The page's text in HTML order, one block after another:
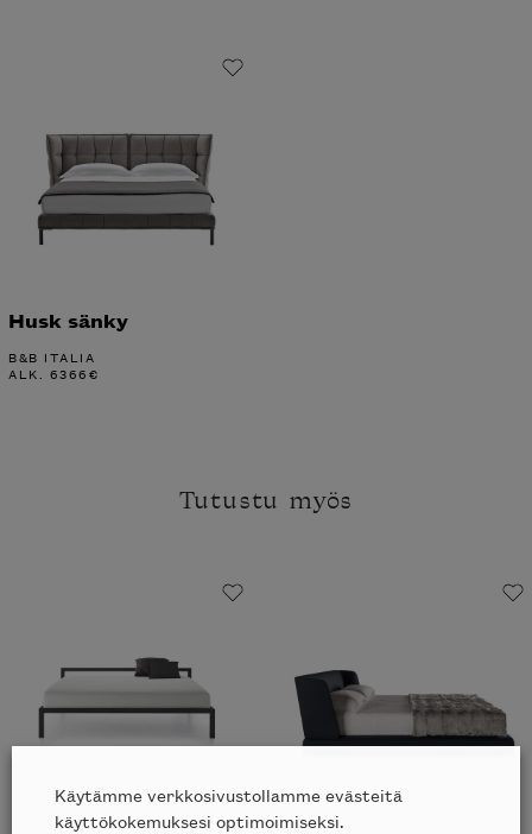
Husk sänky
B&B ITALIA
ALK. 6366€
Tutustu myös
Käytämme verkkosivustollamme evästeitä
käyttökokemuksesi optimoimiseksi.